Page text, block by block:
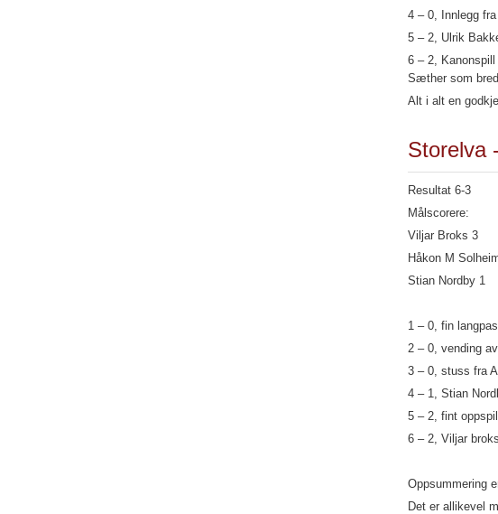
4 – 0, Innlegg
5 – 2, Ulrik
6 – 2,
Sæther som
Alt i alt en
Storelva
Resultat 6-3
Målscorere:
Viljar Broks 3
Håkon M
Stian Nordby 1
1 – 0, fin
2 – 0, vending
3 – 0, stuss fra
4 – 1, Stian
5 – 2, fint
6 – 2, Viljar
Oppsummering
Det er allikevel